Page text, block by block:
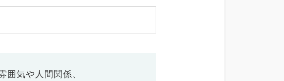
囲気や人間関係、